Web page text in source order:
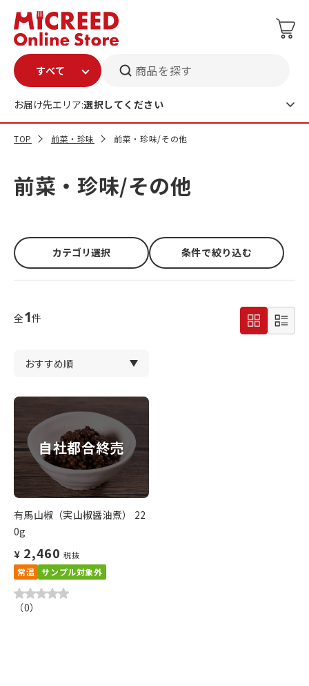
商品を探す
お届け先エリア:選択してください
TOP 前菜・珍味 前菜・珍味/その他
前菜・珍味/その他
カテゴリ選択 条件で絞り込む
全1件
自社都合終売
有馬山椒（実山椒醤油煮） 22
0g
¥ 2,460 税抜
常温 サンプル対象外
（0）